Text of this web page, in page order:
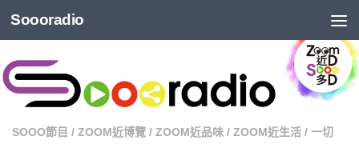
Soooradio
SOOO節目 / ZOOM近博覽 / ZOOM近品味 / ZOOM近生活 / 一切